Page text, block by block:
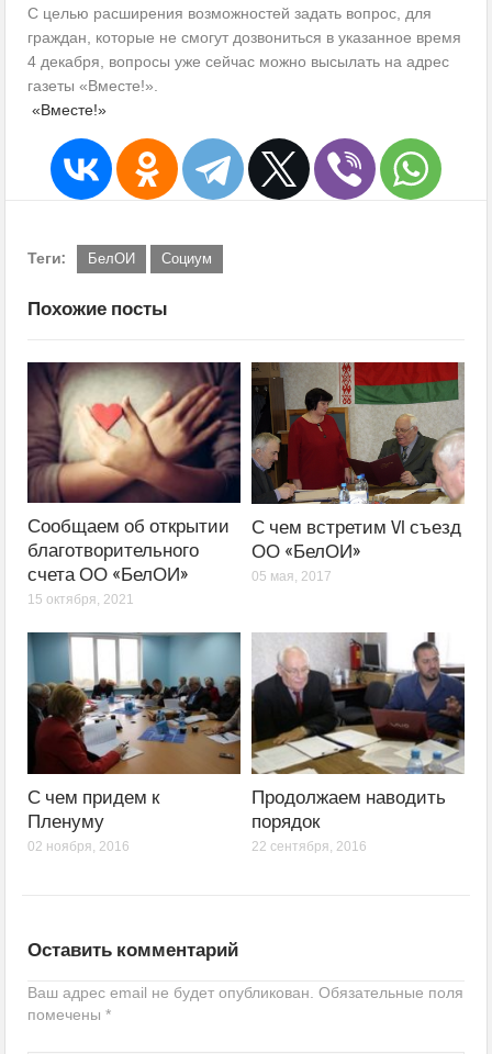
С целью расширения возможностей задать вопрос, для
граждан, которые не смогут дозвониться в указанное время
4 декабря, вопросы уже сейчас можно высылать на адрес
газеты «Вместе!».
«Вместе!»
Теги: БелОИ Социум
Похожие посты
Сообщаем об открытии
благотворительного
счета ОО «БелОИ»
15 октября, 2021
С чем встретим VI съезд
ОО «БелОИ»
05 мая, 2017
С чем придем к
Пленуму
02 ноября, 2016
Продолжаем наводить
порядок
22 сентября, 2016
Оставить комментарий
Ваш адрес email не будет опубликован. Обязательные поля
помечены*